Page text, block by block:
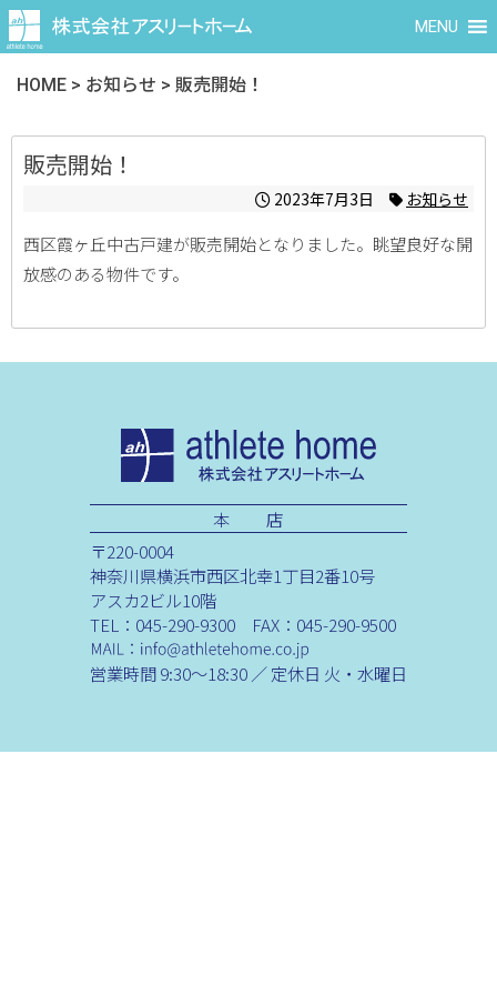
MENU
HOME > お知らせ > 販売開始！
販売開始！
2023年7月3日 お知らせ
西区霞ヶ丘中古戸建が販売開始となりました。眺望良好な開
放感のある物件です。
本 店
〒220-0004
神奈川県横浜市西区北幸1丁目2番10号
アスカ2ビル10階
TEL：045-290-9300 FAX：045-290-9500
営業時間 9:30～18:30 ／ 定休日 火・水曜日